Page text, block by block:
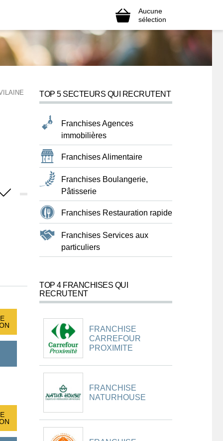
Aucune
sélection
TOP 5 SECTEURS QUI RECRUTENT
Franchises Agences
immobilières
Franchises Alimentaire
Franchises Boulangerie,
Pâtisserie
Franchises Restauration rapide
Franchises Services aux
particuliers
TOP 4 FRANCHISES QUI
RECRUTENT
FRANCHISE
CARREFOUR
PROXIMITE
FRANCHISE
NATURHOUSE